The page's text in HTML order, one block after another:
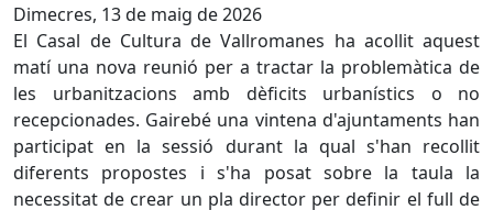
Dimecres, 13 de maig de 2026
El Casal de Cultura de Vallromanes ha acollit aquest
matí una nova reunió per a tractar la problemàtica de
les urbanitzacions amb dèficits urbanístics o no
recepcionades. Gairebé una vintena d'ajuntaments han
participat en la sessió durant la qual s'han recollit
diferents propostes i s'ha posat sobre la taula la
necessitat de crear un pla director per definir el full de